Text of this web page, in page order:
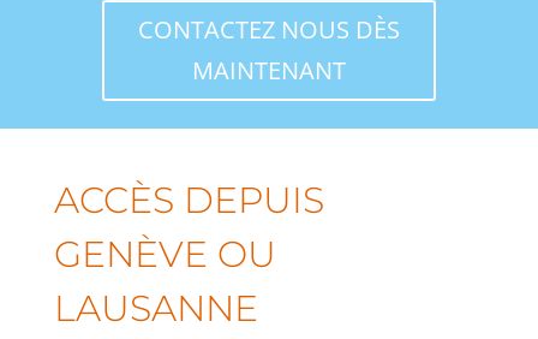
CONTACTEZ NOUS DÈS
MAINTENANT
ACCÈS DEPUIS
GENÈVE OU
LAUSANNE